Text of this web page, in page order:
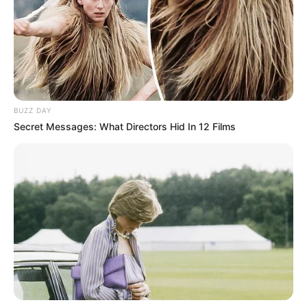
Kinderausflugsziele für Bamberg
Kindergeburtstag feiern
Freizeitparks
Schlösser und Burgen in und um Bamberg
Tagesausflugsziele für Bamberg
Bademöglichkeiten
Ausflug mit der Bahn
Kinoprogramm
Angebote für Behinderte
Veranstaltung für Bamberg eintragen
Hotel Bamberghierbuchen
BUZZ DAY
Secret Messages: What Directors Hid In 12 Films